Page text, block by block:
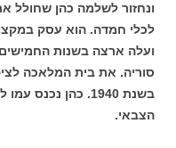
ונחזור לשלמה כהן שחולל
לכלי חמדה. הוא עסק
ועלה ארצה בשנות החמישים
סוריה. את בית המלאכה
בשנת 1940. כהן
הצבאי.